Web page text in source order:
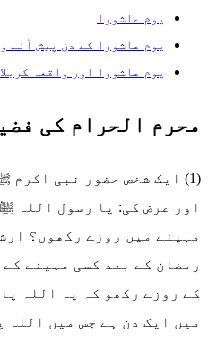
یوم عاشورا
یوم عاشورا کے دن پیش آنے
يوم عاشورا اور واقعہ کربلا
محرم الحرام کی
(1) ایک شخص حضور نبی
اور عرض کی: یا رسول اللہ
مہینے میں روزے رکھوں؟
رمضان کے بعد کسی مہینے
کے روزے رکھو کہ یہ اللہ
میں ایک دن ہے جس میں اللہ